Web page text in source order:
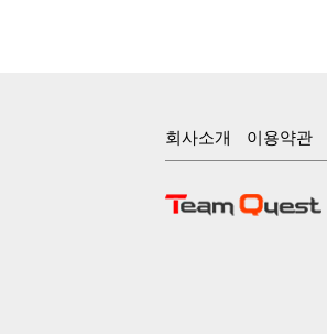
회사소개 이용약관